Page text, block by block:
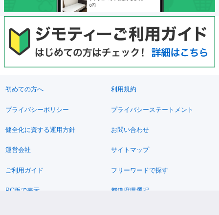
初めての方へ 利用規約
プライバシーポリシー プライバシーステートメント
健全化に資する運用方針 お問い合わせ
運営会社 サイトマップ
ご利用ガイド フリーワードで探す
PC版で表示 都道府県選択